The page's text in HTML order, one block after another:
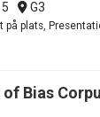
G3
på plats,
Bias